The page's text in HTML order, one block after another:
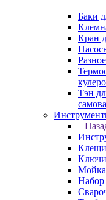
Баки
Кран
Тэн
Клещи
Мойка
Набор